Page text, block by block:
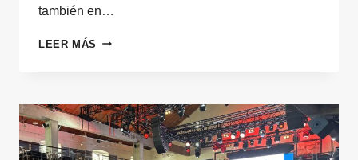
también en…
LEER MÁS ESPAÑA
GLOBAL
TAMBIÉN
DEL
VOLUNTARIADO